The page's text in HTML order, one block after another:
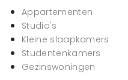
Appartementen
Studio's
Kleine slaapkamers
Studentenkamers
Gezinswoningen